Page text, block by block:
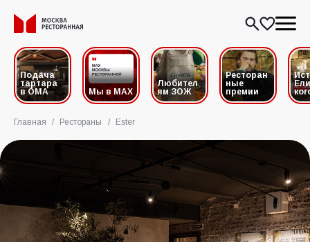
Подача
тартара
в ОМА
Мы в MAX
Любител
ям ЗОЖ
Ресторан
ные
премии
Главная / Рестораны / Ester